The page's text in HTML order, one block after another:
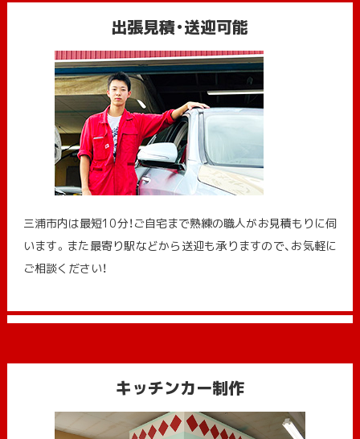
出張見積・送迎可能
三浦市内は最短10分！ご自宅まで熟練の職人がお見積もりに伺
います。また最寄り駅などから送迎も承りますので、お気軽に
ご相談ください！
キッチンカー制作